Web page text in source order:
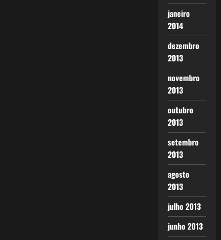
janeiro
2014
dezembro
2013
novembro
2013
outubro
2013
setembro
2013
agosto
2013
julho 2013
junho 2013